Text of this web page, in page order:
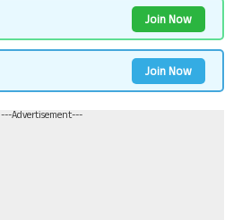
Join Now
Join Now
---Advertisement---